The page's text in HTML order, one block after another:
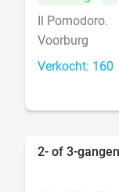
Il Pomodoro.
Voorburg
Verkocht: 160
2- of 3-